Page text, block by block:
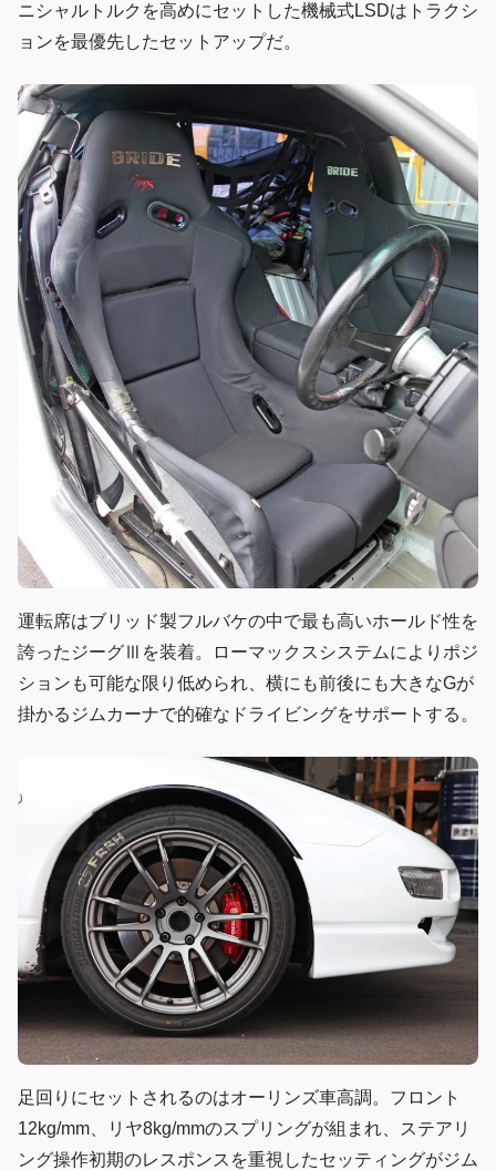
ニシャルトルクを高めにセットした機械式LSDはトラクシ
ョンを最優先したセットアップだ。
運転席はブリッド製フルバケの中で最も高いホールド性を
誇ったジーグⅢを装着。ローマックスシステムによりポジ
ションも可能な限り低められ、横にも前後にも大きなGが
掛かるジムカーナで的確なドライビングをサポートする。
足回りにセットされるのはオーリンズ車高調。フロント
12kg/mm、リヤ8kg/mmのスプリングが組まれ、ステアリ
ング操作初期のレスポンスを重視したセッティングがジム